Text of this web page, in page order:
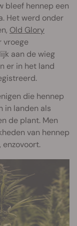
bleef hennep een
Het werd onder
Old Glory
vroege
aan de wieg
er in het land
die hennep
in landen als
de plant. Men
van hennep